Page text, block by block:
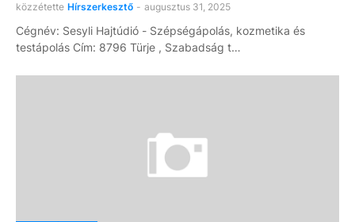
közzétette Hírszerkesztő - augusztus 31, 2025
Cégnév: Sesyli Hajtúdió - Szépségápolás, kozmetika és
testápolás Cím: 8796 Türje , Szabadság t…